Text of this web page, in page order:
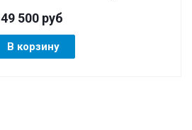
49 500руб
В корзину